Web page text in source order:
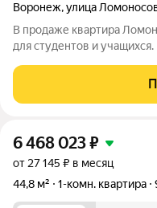
Воронеж,улица
В продаже квартира
для студентов и
Воронежский рынок. В 3
и взрослая больницы.
6 468 023₽
от 27 145 ₽ в месяц
44,8 м²
1-комн. квартира